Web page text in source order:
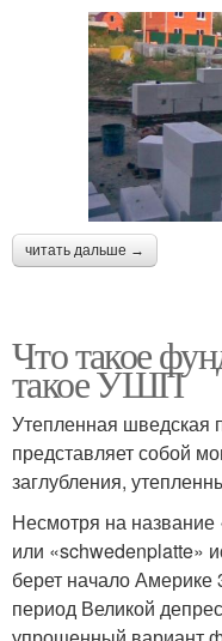
читать дальше →
Что такое
такое УШП
Утепленная
представляет собой
заглубления,
Несмотря на
или «schwedenplatte»
берет начало Америке
период Великой